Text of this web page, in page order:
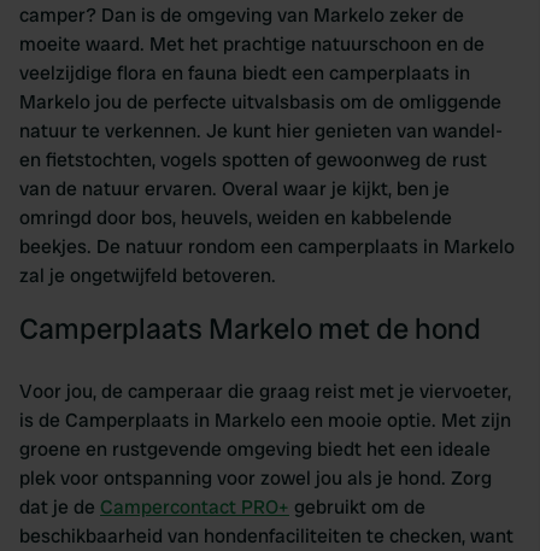
camper? Dan is de omgeving van Markelo zeker de
moeite waard. Met het prachtige natuurschoon en de
veelzijdige flora en fauna biedt een camperplaats in
Markelo jou de perfecte uitvalsbasis om de omliggende
natuur te verkennen. Je kunt hier genieten van wandel-
en fietstochten, vogels spotten of gewoonweg de rust
van de natuur ervaren. Overal waar je kijkt, ben je
omringd door bos, heuvels, weiden en kabbelende
beekjes. De natuur rondom een camperplaats in Markelo
zal je ongetwijfeld betoveren.
Camperplaats Markelo met de hond
Voor jou, de camperaar die graag reist met je viervoeter,
is de Camperplaats in Markelo een mooie optie. Met zijn
groene en rustgevende omgeving biedt het een ideale
plek voor ontspanning voor zowel jou als je hond. Zorg
dat je de Campercontact PRO+ gebruikt om de
beschikbaarheid van hondenfaciliteiten te checken, want